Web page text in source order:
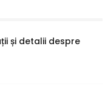
și detalii despre